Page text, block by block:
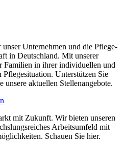
Unternehmen und die Pflege-
in Deutschland. Mit unserer
Familien in ihrer individuellen und
Pflegesituation. Unterstützen Sie
unsere aktuellen Stellenangebote.
mit Zukunft. Wir bieten unseren
Arbeitsumfeld mit
Schauen Sie hier.